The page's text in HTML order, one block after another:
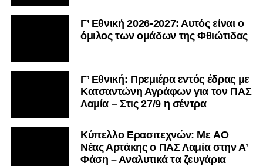
Γ’ Εθνική 2026-2027: Αυτός είναι ο
όμιλος των ομάδων της Φθιώτιδας
Γ’ Εθνική: Πρεμιέρα εντός έδρας με
Κατσαντώνη Αγράφων για τον ΠΑΣ
Λαμία – Στις 27/9 η σέντρα
Kύπελλο Ερασιτεχνών: Με AO
Nέας Αρτάκης ο ΠΑΣ Λαμία στην Α’
Φάση – Αναλυτικά τα ζευγάρια